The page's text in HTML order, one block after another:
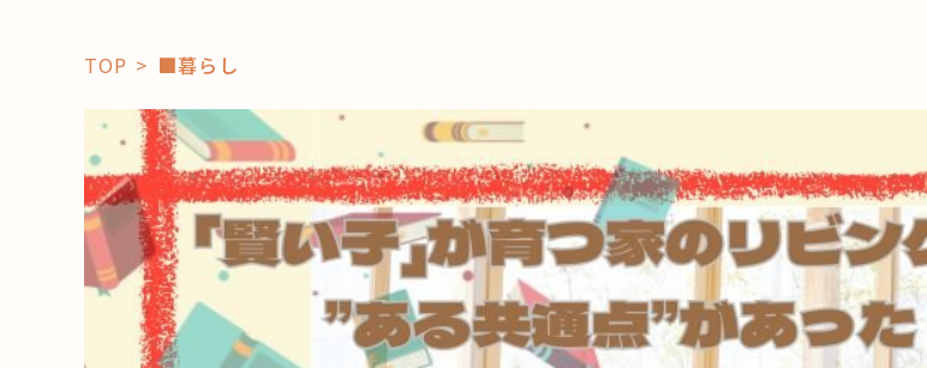
「コト」
子育て
暮らし
おすすめ
学び・教育
TOP ■暮らし